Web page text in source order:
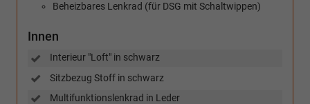
Beheizbares Lenkrad (für DSG mit Schaltwippen)
Innen
Interieur "Loft" in schwarz
Sitzbezug Stoff in schwarz
Multifunktionslenkrad in Leder